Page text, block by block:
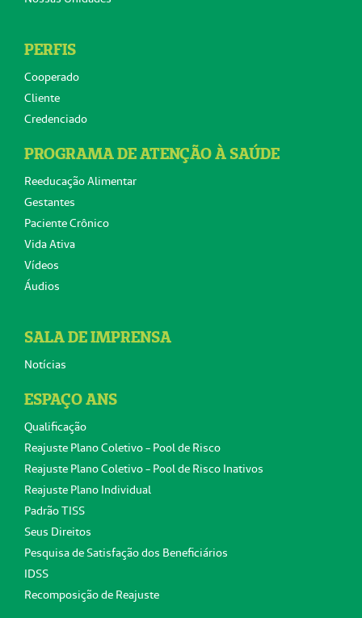
PERFIS
Cooperado
Cliente
Credenciado
PROGRAMA DE ATENÇÃO À SAÚDE
Reeducação Alimentar
Gestantes
Paciente Crônico
Vida Ativa
Vídeos
Áudios
SALA DE IMPRENSA
Notícias
ESPAÇO ANS
Qualificação
Reajuste Plano Coletivo - Pool de Risco
Reajuste Plano Coletivo - Pool de Risco Inativos
Reajuste Plano Individual
Padrão TISS
Seus Direitos
Pesquisa de Satisfação dos Beneficiários
IDSS
Recomposição de Reajuste